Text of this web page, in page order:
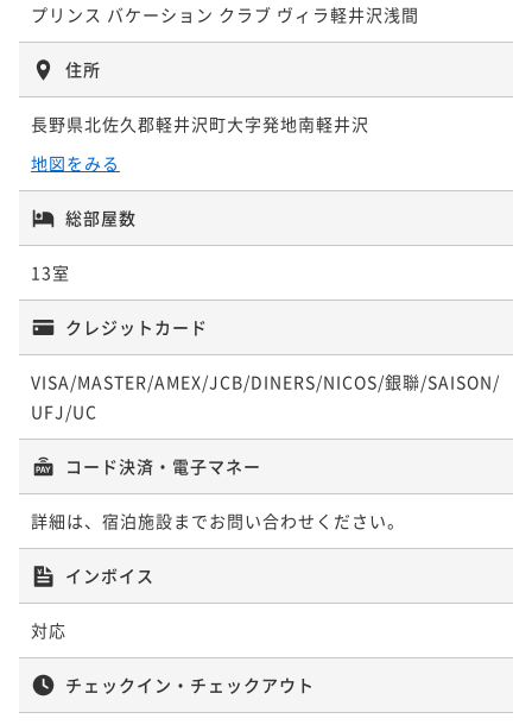
プリンス バケーション クラブ ヴィラ軽井沢浅間
住所
長野県北佐久郡軽井沢町大字発地南軽井沢
地図をみる
総部屋数
13室
クレジットカード
VISA/MASTER/AMEX/JCB/DINERS/NICOS/銀聯/SAISON/
UFJ/UC
コード決済・電子マネー
詳細は、宿泊施設までお問い合わせください。
インボイス
対応
チェックイン・チェックアウト